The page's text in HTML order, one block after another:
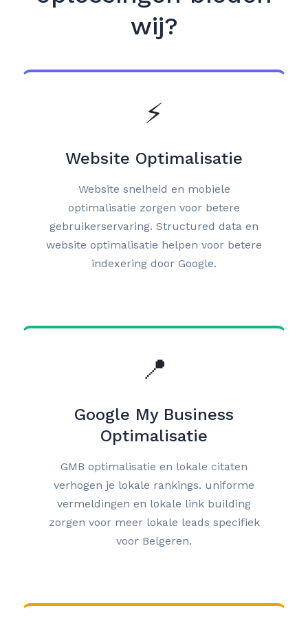
wij?
⚡
Website Optimalisatie
Website snelheid en mobiele
optimalisatie zorgen voor betere
gebruikerservaring. Structured data en
website optimalisatie helpen voor betere
indexering door Google.
📍
Google My Business
Optimalisatie
GMB optimalisatie en lokale citaten
verhogen je lokale rankings. uniforme
vermeldingen en lokale link building
zorgen voor meer lokale leads specifiek
voor Belgeren.